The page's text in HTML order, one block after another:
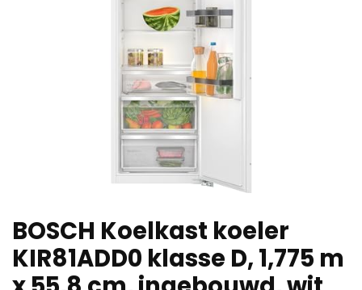
BOSCH Koelkast koeler
KIR81ADD0 klasse D, 1,775 m